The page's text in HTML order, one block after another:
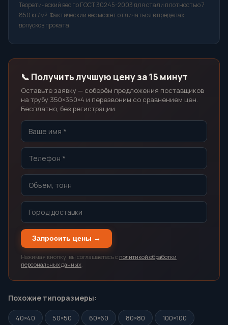
Теоретический вес по ГОСТ 30245-2003 для стали плотностью 7
850 кг/м³. Фактический вес может отличаться в пределах
допусков проката.
📞 Получить лучшую цену за 15 минут
Оставьте заявку — соберём предложения поставщиков
на трубу 350×350×4 и перезвоним со сравнением цен.
Бесплатно, без регистрации.
Запросить цены →
Нажимая кнопку, вы соглашаетесь с политикой обработки
персональных данных.
Похожие типоразмеры:
40×40 50×50 60×60 80×80
100×100